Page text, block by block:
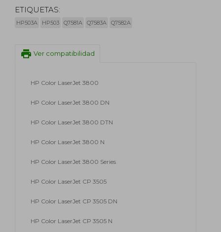
ETIQUETAS:
HP503A HP503 Q7581A Q7583A Q7582A
print Ver compatibilidad
HP Color LaserJet 3800
HP Color LaserJet 3800 DN
HP Color LaserJet 3800 DTN
HP Color LaserJet 3800 N
HP Color LaserJet 3800 Series
HP Color LaserJet CP 3505
HP Color LaserJet CP 3505 DN
HP Color LaserJet CP 3505 N